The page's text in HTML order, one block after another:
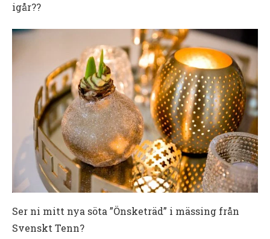
igår??
Ser ni mitt nya söta ”Önsketräd” i mässing från
Svenskt Tenn?